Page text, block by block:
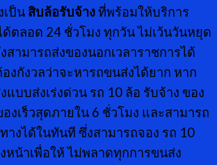
เป็น สิบล้อรับจ้างที่พร้อมให้บริการ
ด้ตลอด 24 ชั่วโมง ทุกวัน ไม่เว้นวันหยุด
สามารถส่งของนอกเวลาราชการได้
งกังวลว่าจะหารถขนส่งได้ยาก หาก
แบบส่งเร่งด่วน รถ 10 ล้อ รับจ้าง ของ
องเร็วสุดภายใน 6 ชั่วโมง และสามารถ
างได้ในทันที ซึ่งสามารถจอง รถ 10
หน้าเพื่อให้ ไม่พลาดทุกการขนส่ง